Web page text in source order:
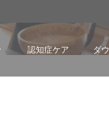
認知症ケア ダ